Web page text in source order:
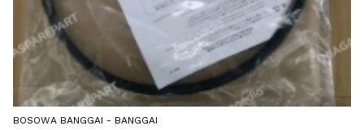
BOSOWA BANGGAI - BANGGAI